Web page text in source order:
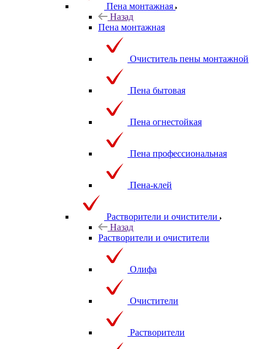
Пена монтажная
Назад
Пена монтажная
Очиститель пены монтажной
Пена бытовая
Пена огнестойкая
Пена профессиональная
Пена-клей
Растворители и очистители
Назад
Растворители и очистители
Олифа
Очистители
Растворители